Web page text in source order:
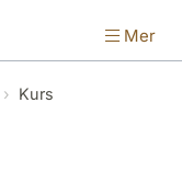
Mer
Kurs